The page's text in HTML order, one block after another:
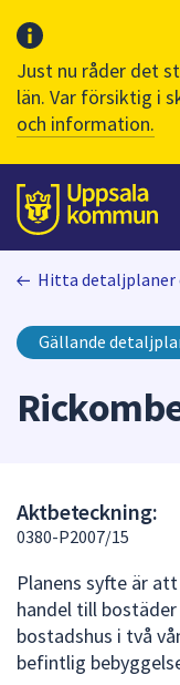
Just nu råder det
län. Var försiktig i
och information.
Till sidans
huvudinnehåll
Hitta detaljplaner
Gällande
Aktbeteckning:
0380-P2007/15
Planens syfte är
handel till
bostadshus i två
befintlig